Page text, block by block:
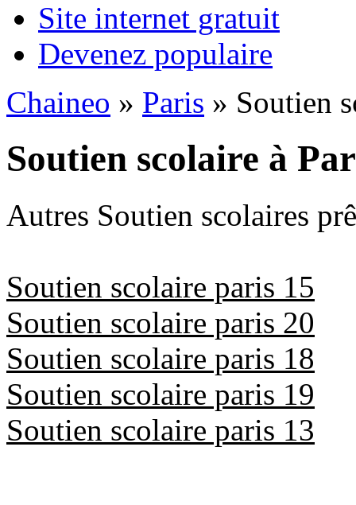
Site internet gratuit
Devenez populaire
Chaineo » Paris » Soutien
Soutien scolaire à
Autres Soutien scolaires
Soutien scolaire paris 15
Soutien scolaire paris 20
Soutien scolaire paris 18
Soutien scolaire paris 19
Soutien scolaire paris 13